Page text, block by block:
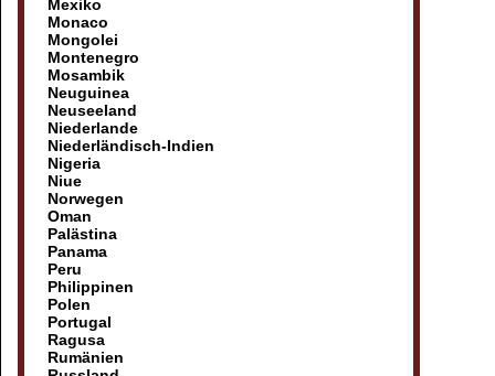
Mexiko
Monaco
Mongolei
Montenegro
Mosambik
Neuguinea
Neuseeland
Niederlande
Niederländisch-Indien
Nigeria
Niue
Norwegen
Oman
Palästina
Panama
Peru
Philippinen
Polen
Portugal
Ragusa
Rumänien